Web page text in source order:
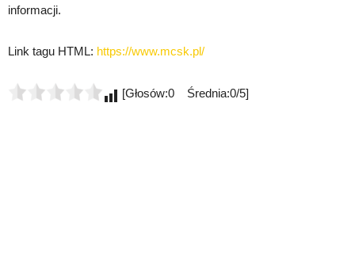
informacji.
Link tagu HTML: https://www.mcsk.pl/
[Głosów:0 Średnia:0/5]